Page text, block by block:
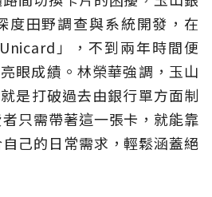
度田野調查與系統開發，在
」，不到兩年時間便
眼成績。林榮華強調，玉山
是打破過去由銀行單方面制
只需帶著這一張卡，就能靠
己的日常需求，輕鬆涵蓋絕